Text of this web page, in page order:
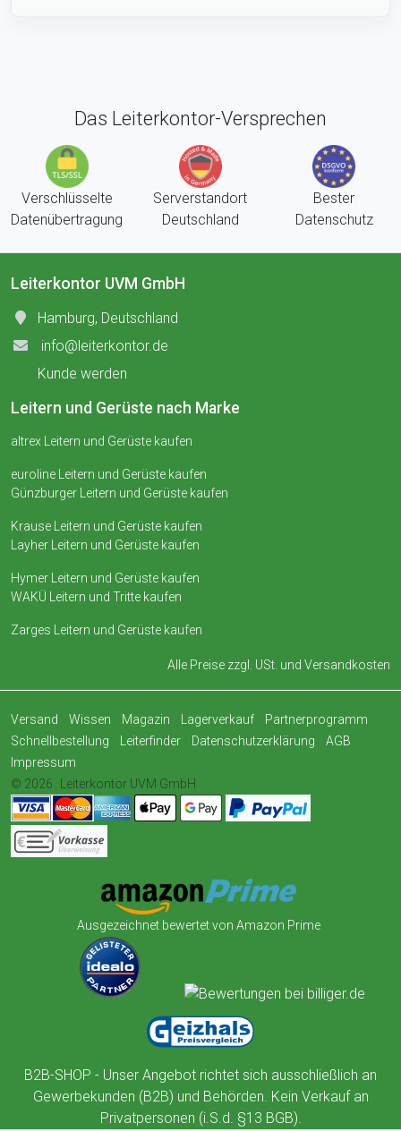
Das Leiterkontor-Versprechen
Verschlüsselte
Datenübertragung
Serverstandort
Deutschland
Bester
Datenschutz
Leiterkontor UVM GmbH
Hamburg, Deutschland
info@leiterkontor.de
Kunde werden
Leitern und Gerüste nach Marke
altrex Leitern und Gerüste kaufen
euroline Leitern und Gerüste kaufen
Günzburger Leitern und Gerüste kaufen
Krause Leitern und Gerüste kaufen
Layher Leitern und Gerüste kaufen
Hymer Leitern und Gerüste kaufen
WAKÜ Leitern und Tritte kaufen
Zarges Leitern und Gerüste kaufen
Alle Preise zzgl. USt. und Versandkosten
Versand Wissen Magazin Lagerverkauf
Partnerprogramm
Schnellbestellung
Leiterfinder Datenschutzerklärung
AGB
Impressum
© 2026
Leiterkontor UVM GmbH
Ausgezeichnet bewertet von Amazon Prime
B2B-SHOP - Unser Angebot richtet sich ausschließlich an
Gewerbekunden (B2B) und Behörden. Kein Verkauf an
Privatpersonen (i.S.d. §13 BGB).